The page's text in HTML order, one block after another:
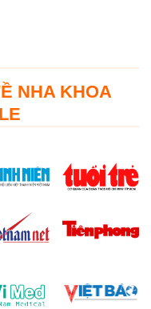
NHA KHOA